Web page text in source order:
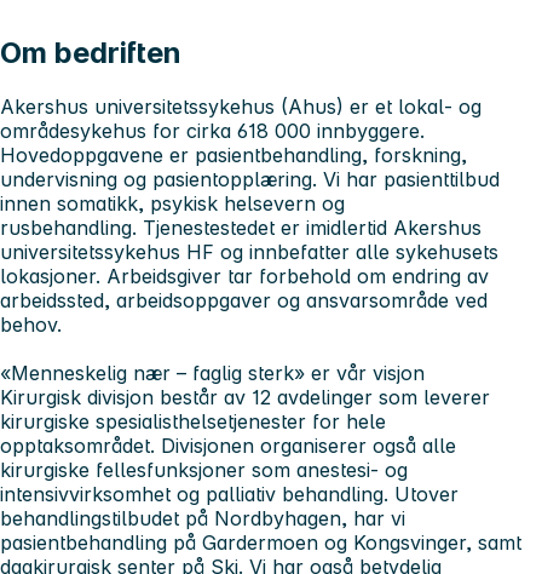
Om bedriften
Akershus universitetssykehus (Ahus) er et lokal- og
områdesykehus for cirka 618 000 innbyggere.
Hovedoppgavene er pasientbehandling, forskning,
undervisning og pasientopplæring. Vi har pasienttilbud
innen somatikk, psykisk helsevern og
rusbehandling. Tjenestestedet er imidlertid Akershus
universitetssykehus HF og innbefatter alle sykehusets
lokasjoner. Arbeidsgiver tar forbehold om endring av
arbeidssted, arbeidsoppgaver og ansvarsområde ved
behov.
«Menneskelig nær – faglig sterk» er vår visjon
Kirurgisk divisjon består av 12 avdelinger som leverer
kirurgiske spesialisthelsetjenester for hele
opptaksområdet. Divisjonen organiserer også alle
kirurgiske fellesfunksjoner som anestesi- og
intensivvirksomhet og palliativ behandling. Utover
behandlingstilbudet på Nordbyhagen, har vi
pasientbehandling på Gardermoen og Kongsvinger, samt
dagkirurgisk senter på Ski. Vi har også betydelig